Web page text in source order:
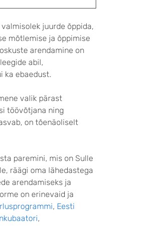
juurde õppida,
mõtlemise ja õppimise
arendamine on
abil,
ka ebaedust.
valik pärast
töövõtjana ning
on tõenäoliselt
paremini, mis on Sulle
räägi oma lähedastega
arendamiseks ja
on erinevaid ja
, Eesti
,